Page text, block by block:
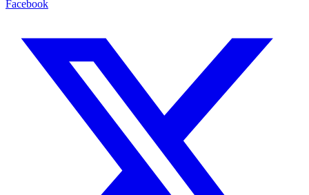
Facebook